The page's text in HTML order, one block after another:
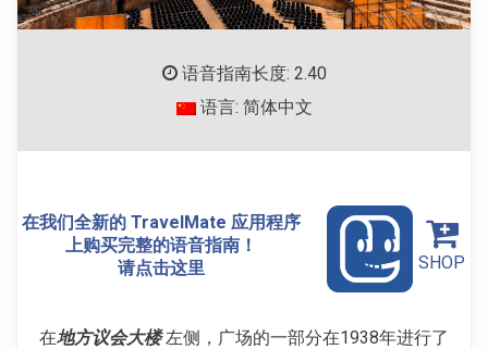
语音指南长度: 2.40
语言: 简体中文
在我们全新的 TravelMate 应用程序
上购买完整的语音指南！
请点击这里
SHOP
在地方议会大楼左侧，广场的一部分在1938年进行了